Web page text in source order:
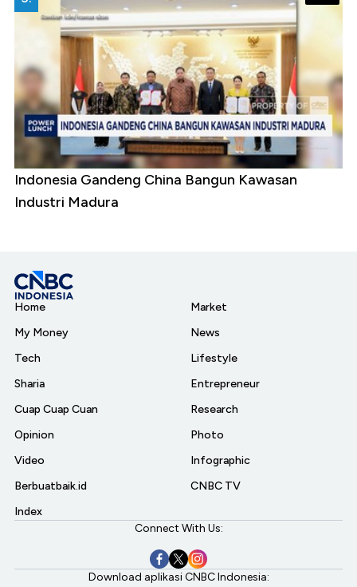
Indonesia Gandeng China Bangun Kawasan
Industri Madura
Home
My Money
Tech
Sharia
Cuap Cuap Cuan
Opinion
Video
Berbuatbaik.id
Index
Market
News
Lifestyle
Entrepreneur
Research
Photo
Infographic
CNBC TV
Connect With Us:
Download aplikasi CNBC Indonesia: